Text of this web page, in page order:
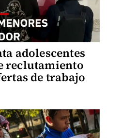
adolescentes
reclutamiento
de trabajo